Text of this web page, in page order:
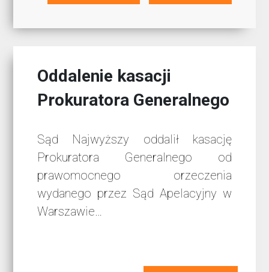
Oddalenie kasacji
Prokuratora Generalnego
Sąd Najwyższy oddalił kasację
Prokuratora Generalnego od
prawomocnego orzeczenia
wydanego przez Sąd Apelacyjny w
Warszawie…